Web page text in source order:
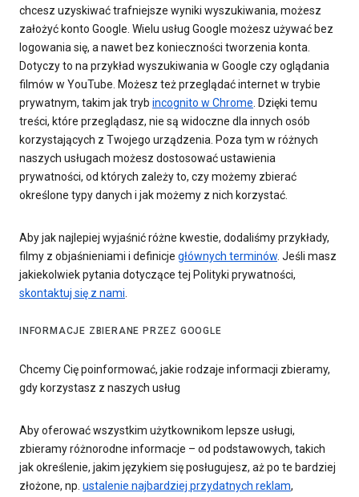
chcesz uzyskiwać trafniejsze wyniki wyszukiwania, możesz
założyć konto Google. Wielu usług Google możesz używać bez
logowania się, a nawet bez konieczności tworzenia konta.
Dotyczy to na przykład wyszukiwania w Google czy oglądania
filmów w YouTube. Możesz też przeglądać internet w trybie
prywatnym, takim jak tryb incognito w Chrome. Dzięki temu
treści, które przeglądasz, nie są widoczne dla innych osób
korzystających z Twojego urządzenia. Poza tym w różnych
naszych usługach możesz dostosować ustawienia
prywatności, od których zależy to, czy możemy zbierać
określone typy danych i jak możemy z nich korzystać.
Aby jak najlepiej wyjaśnić różne kwestie, dodaliśmy przykłady,
filmy z objaśnieniami i definicje głównych terminów. Jeśli masz
jakiekolwiek pytania dotyczące tej Polityki prywatności,
skontaktuj się z nami.
INFORMACJE ZBIERANE PRZEZ GOOGLE
Chcemy Cię poinformować, jakie rodzaje informacji zbieramy,
gdy korzystasz z naszych usług
Aby oferować wszystkim użytkownikom lepsze usługi,
zbieramy różnorodne informacje – od podstawowych, takich
jak określenie, jakim językiem się posługujesz, aż po te bardziej
złożone, np. ustalenie najbardziej przydatnych reklam,